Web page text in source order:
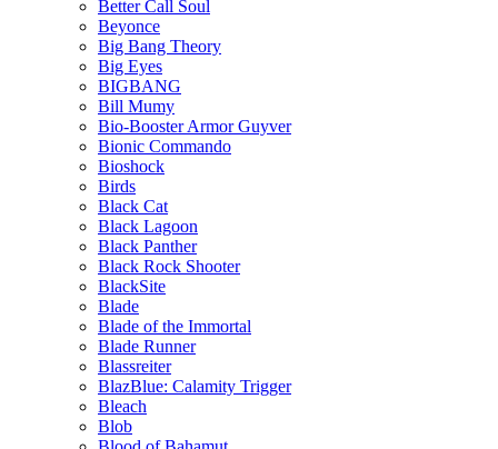
Better Call Soul
Beyonce
Big Bang Theory
Big Eyes
BIGBANG
Bill Mumy
Bio-Booster Armor Guyver
Bionic Commando
Bioshock
Birds
Black Cat
Black Lagoon
Black Panther
Black Rock Shooter
BlackSite
Blade
Blade of the Immortal
Blade Runner
Blassreiter
BlazBlue: Calamity Trigger
Bleach
Blob